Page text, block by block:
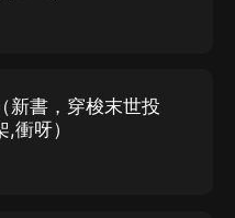
新書，穿梭末世投
衝呀）